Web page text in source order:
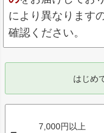
により異なります
確認ください。
はじめ
7,000円以上